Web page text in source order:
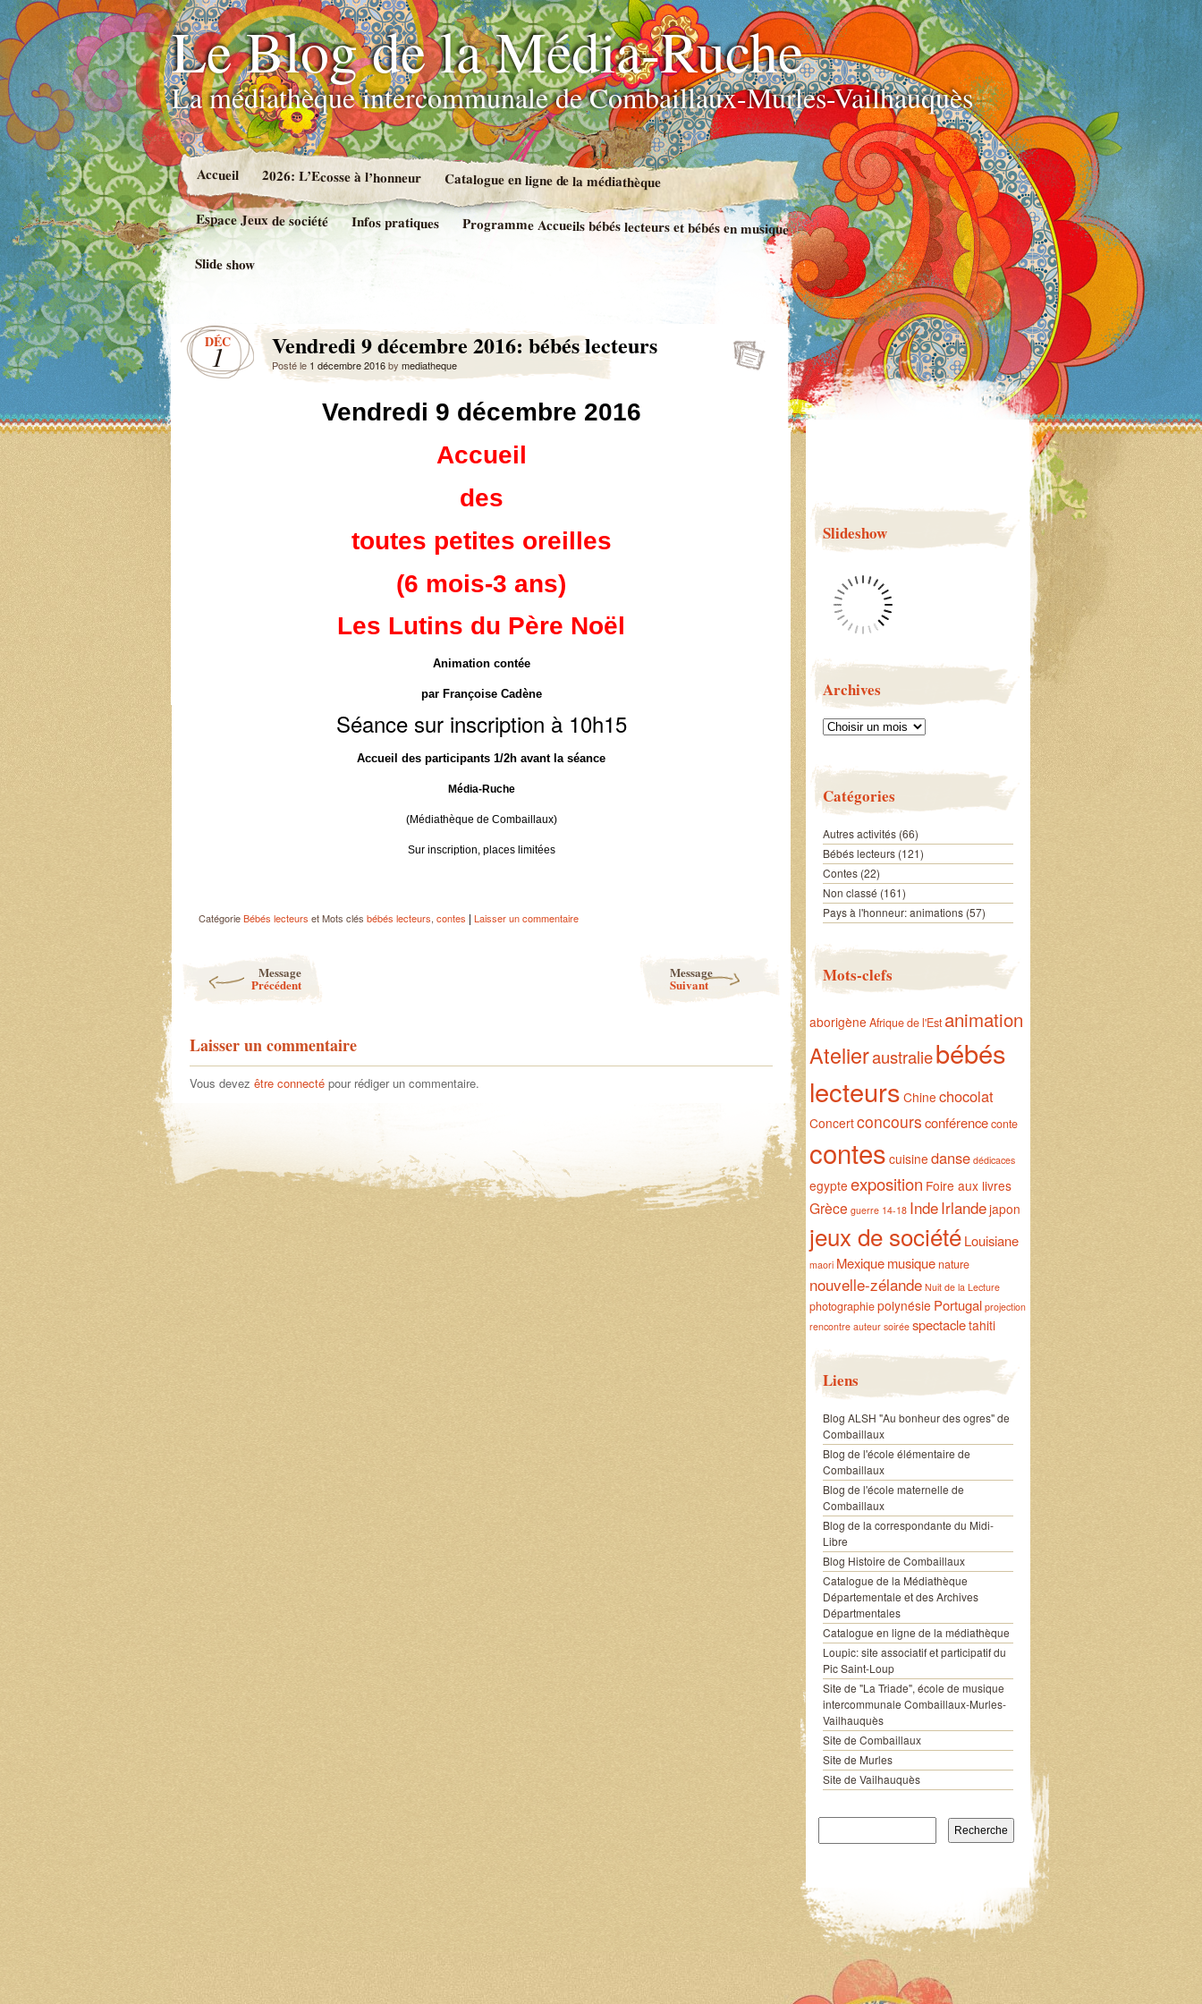
Le Blog de la Média-Ruche
La médiathèque intercommunale de Combaillaux-Murles-Vailhauquès
Accueil 2026: L’Ecosse à l’honneur Catalogue en ligne de la médiathèque
Espace Jeux de société Infos pratiques Programme Accueils bébés lecteurs et bébés en musique
Slide show
DÉC
1 Vendredi 9 décembre 2016: bébés lecteurs
Posté le 1 décembre 2016by mediatheque
Vendredi 9 décembre 2016
Accueil
des
toutes petites oreilles
(6 mois-3 ans)
Les Lutins du Père Noël
Animation contée
par Françoise Cadène
Séance sur inscription à 10h15
Accueil des participants 1/2h avant la séance
Média-Ruche
(Médiathèque de Combaillaux)
Sur inscription, places limitées
CatégorieBébés lecteurs et Mots clés bébés lecteurs, contes | Laisser un commentaire
Message
Précédent
Message
Suivant
Laisser un commentaire
Vous devez être connecté pour rédiger un commentaire.
Slideshow
Archives
Catégories
Autres activités(66)
Bébés lecteurs(121)
Contes(22)
Non classé (161)
Pays à l'honneur: animations(57)
Mots-clefs
aborigène Afrique de l'Est animation
Atelieraustraliebébés
lecteurs Chine chocolat
Concertconcoursconférenceconte
contes cuisine danse dédicaces
egypte exposition Foire aux livres
Grèce guerre 14-18 IndeIrlandejapon
jeux de société Louisiane
maori Mexique musiquenature
nouvelle-zélande Nuit de la Lecture
photographiepolynésie Portugal projection
rencontre auteur soirée spectacletahiti
Liens
Blog ALSH "Au bonheur des ogres" de
Combaillaux
Blog de l'école élémentaire de
Combaillaux
Blog de l'école maternelle de
Combaillaux
Blog de la correspondante du Midi-
Libre
Blog Histoire de Combaillaux
Catalogue de la Médiathèque
Départementale et des Archives
Départmentales
Catalogue en ligne de la médiathèque
Loupic: site associatif et participatif du
Pic Saint-Loup
Site de "La Triade", école de musique
intercommunale Combaillaux-Murles-
Vailhauquès
Site de Combaillaux
Site de Murles
Site de Vailhauquès
Recherche pour: